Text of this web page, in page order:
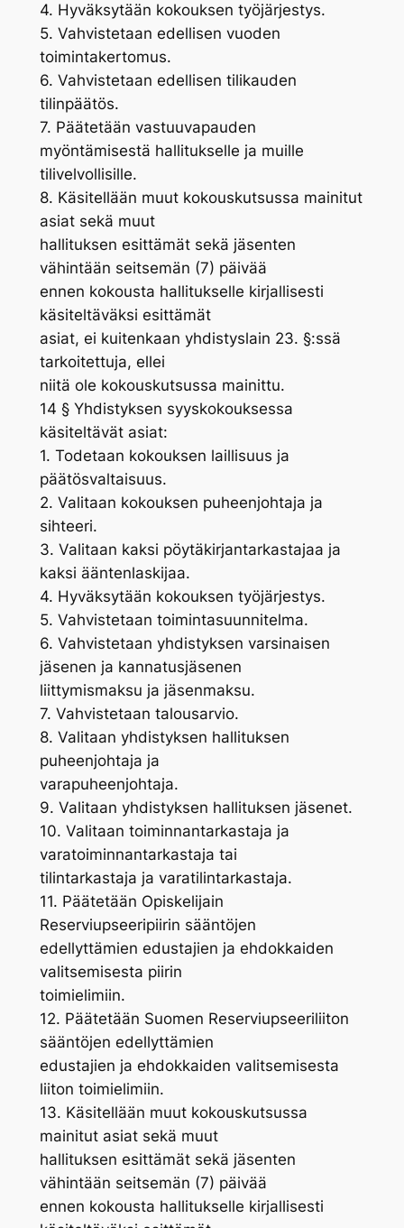
4. Hyväksytään kokouksen työjärjestys.
5. Vahvistetaan edellisen vuoden
toimintakertomus.
6. Vahvistetaan edellisen tilikauden
tilinpäätös.
7. Päätetään vastuuvapauden
myöntämisestä hallitukselle ja muille
tilivelvollisille.
8. Käsitellään muut kokouskutsussa mainitut
asiat sekä muut
hallituksen esittämät sekä jäsenten
vähintään seitsemän (7) päivää
ennen kokousta hallitukselle kirjallisesti
käsiteltäväksi esittämät
asiat, ei kuitenkaan yhdistyslain 23. §:ssä
tarkoitettuja, ellei
niitä ole kokouskutsussa mainittu.
14 § Yhdistyksen syyskokouksessa
käsiteltävät asiat:
1. Todetaan kokouksen laillisuus ja
päätösvaltaisuus.
2. Valitaan kokouksen puheenjohtaja ja
sihteeri.
3. Valitaan kaksi pöytäkirjantarkastajaa ja
kaksi ääntenlaskijaa.
4. Hyväksytään kokouksen työjärjestys.
5. Vahvistetaan toimintasuunnitelma.
6. Vahvistetaan yhdistyksen varsinaisen
jäsenen ja kannatusjäsenen
liittymismaksu ja jäsenmaksu.
7. Vahvistetaan talousarvio.
8. Valitaan yhdistyksen hallituksen
puheenjohtaja ja
varapuheenjohtaja.
9. Valitaan yhdistyksen hallituksen jäsenet.
10. Valitaan toiminnantarkastaja ja
varatoiminnantarkastaja tai
tilintarkastaja ja varatilintarkastaja.
11. Päätetään Opiskelijain
Reserviupseeripiirin sääntöjen
edellyttämien edustajien ja ehdokkaiden
valitsemisesta piirin
toimielimiin.
12. Päätetään Suomen Reserviupseeriliiton
sääntöjen edellyttämien
edustajien ja ehdokkaiden valitsemisesta
liiton toimielimiin.
13. Käsitellään muut kokouskutsussa
mainitut asiat sekä muut
hallituksen esittämät sekä jäsenten
vähintään seitsemän (7) päivää
ennen kokousta hallitukselle kirjallisesti